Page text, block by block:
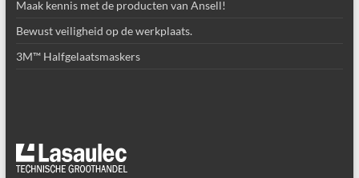
Maak kennis met de producten van Ansell!
Bewust veiligheid op de werkplaats.
3M™ Halfgelaatsmaskers